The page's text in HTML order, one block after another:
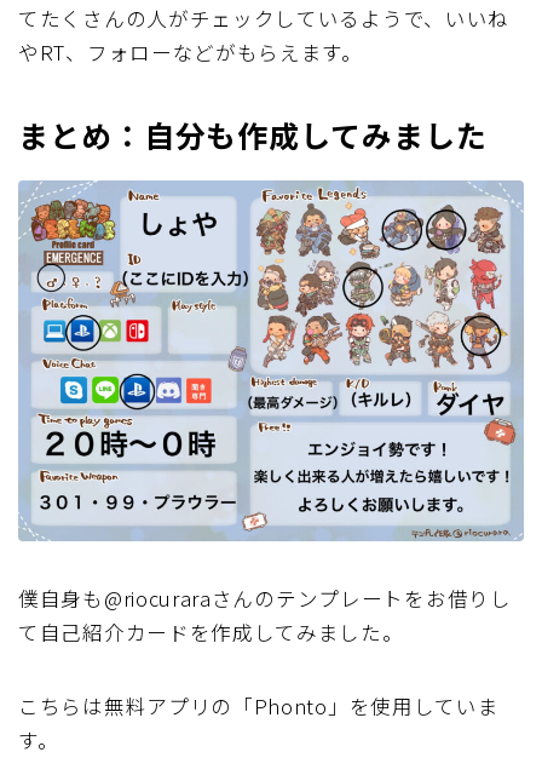
てたくさんの人がチェックしているようで、いいね
やRT、フォローなどがもらえます。
まとめ：自分も作成してみました
僕自身も@riocuraraさんのテンプレートをお借りし
て自己紹介カードを作成してみました。
こちらは無料アプリの「Phonto」を使用していま
す。